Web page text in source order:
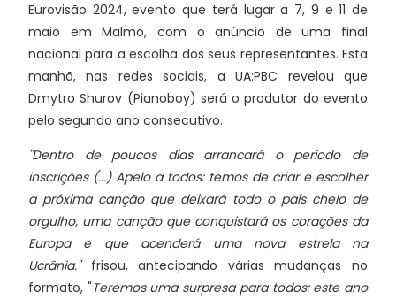
Eurovisão 2024, evento que terá lugar a 7, 9 e 11 de
maio em Malmö, com o anúncio de uma final
nacional para a escolha dos seus representantes. Esta
manhã, nas redes sociais, a UA:PBC revelou que
Dmytro Shurov (Pianoboy) será o produtor do evento
pelo segundo ano consecutivo.
"Dentro de poucos dias arrancará o período de
inscrições (...) Apelo a todos: temos de criar e escolher
a próxima canção que deixará todo o país cheio de
orgulho, uma canção que conquistará os corações da
Europa e que acenderá uma nova estrela na
Ucrânia."frisou, antecipando várias mudanças no
formato, "Teremos uma surpresa para todos: este ano